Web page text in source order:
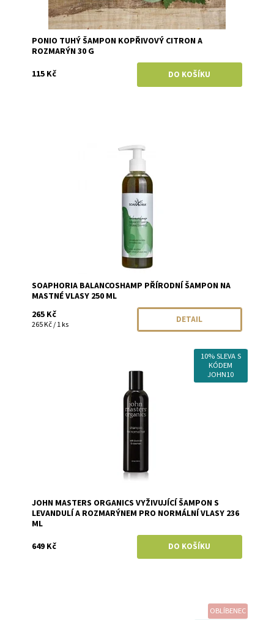
PONIO TUHÝ ŠAMPON KOPŘIVOVÝ CITRON A
ROZMARÝN 30 G
115 Kč
Momentálně vyprodáno
Soaphoria
SOAPHORIA BALANCOSHAMP PŘÍRODNÍ ŠAMPON NA
MASTNÉ VLASY 250 ML
265 Kč
265 Kč / 1 ks DETAIL
10% SLEVA S
KÓDEM
JOHN10
John Masters Organics
JOHN MASTERS ORGANICS VYŽIVUJÍCÍ ŠAMPON S
LEVANDULÍ A ROZMARÝNEM PRO NORMÁLNÍ VLASY 236
ML
649 Kč
OBLÍBENEC